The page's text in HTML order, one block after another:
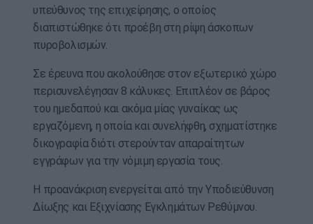
υπεύθυνος της επιχείρησης, ο οποίος
διαπιστώθηκε ότι προέβη στη ρίψη άσκοπων
πυροβολισμών.
Σε έρευνα που ακολούθησε στον εξωτερικό χώρο
περισυνελέγησαν 8 κάλυκες. Επιπλέον σε βάρος
του ημεδαπού και ακόμα μίας γυναίκας ως
εργαζόμενη, η οποία και συνελήφθη, σχηματίστηκε
δικογραφία διότι στερούνταν απαραίτητων
εγγράφων για την νόμιμη εργασία τους.
Η προανάκριση ενεργείται από την Υποδιεύθυνση
Δίωξης και Εξιχνίασης Εγκλημάτων Ρεθύμνου.